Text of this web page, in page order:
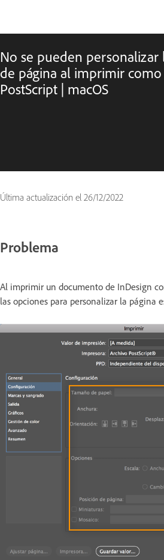
No se pueden personalizar
de página al imprimir
PostScript | macOS
Última actualización el 26/12/2022
Problema
Al imprimir un documento de InDesign
las opciones para personalizar la página